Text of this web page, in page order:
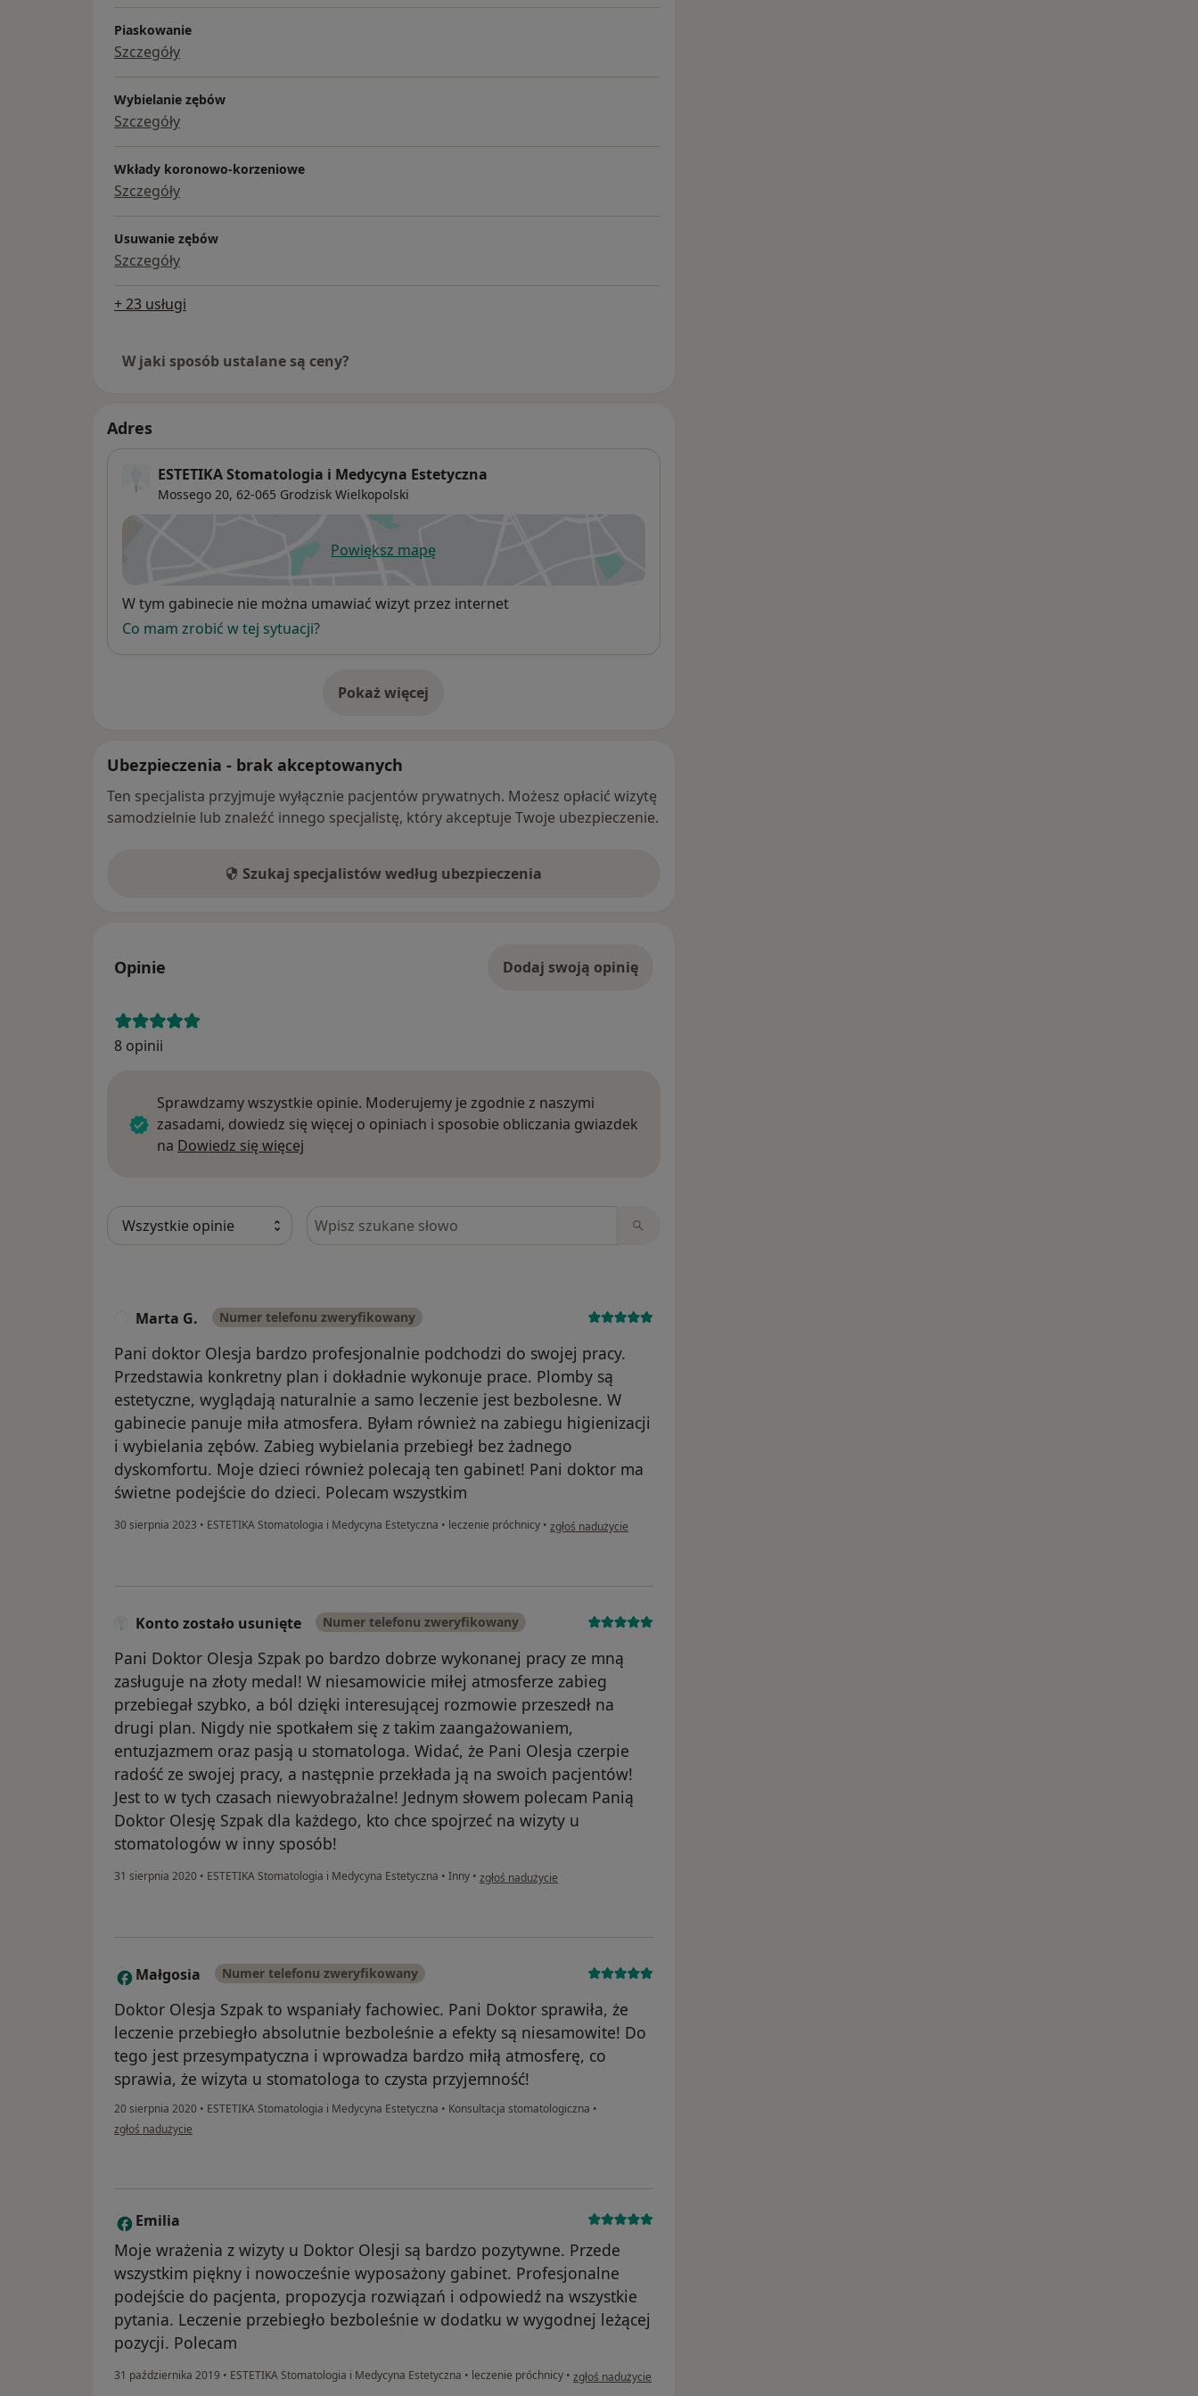
Piaskowanie
Szczegóły
Wybielanie zębów
Szczegóły
Wkłady koronowo-korzeniowe
Szczegóły
Usuwanie zębów
Szczegóły
+ 23 usługi
W jaki sposób ustalane są ceny?
Adres
ESTETIKA Stomatologia i Medycyna Estetyczna
Mossego 20, 62-065 Grodzisk Wielkopolski
Powiększ mapęotwiera się w nowej karcie
Dostępność
W tym gabinecie nie można umawiać wizyt przez internet
Co mam zrobić w tej sytuacji?
Pokaż więcej
o adresie
Ubezpieczenia - brak akceptowanych
Ten specjalista przyjmuje wyłącznie pacjentów prywatnych. Możesz opłacić wizytę
samodzielnie lub znaleźć innego specjalistę, który akceptuje Twoje ubezpieczenie.
Szukaj specjalistów według ubezpieczenia
Opinie Dodaj swoją opinię
8 opinii
Sprawdzamy wszystkie opinie. Moderujemy je zgodnie z naszymi
zasadami, dowiedz się więcej o opiniach i sposobie obliczania gwiazdek
na Dowiedz się więcej
Szukaj w opiniach
Marta G. Numer telefonu zweryfikowany
Pani doktor Olesja bardzo profesjonalnie podchodzi do swojej pracy.
Przedstawia konkretny plan i dokładnie wykonuje prace. Plomby są
estetyczne, wyglądają naturalnie a samo leczenie jest bezbolesne. W
gabinecie panuje miła atmosfera. Byłam również na zabiegu higienizacji
i wybielania zębów. Zabieg wybielania przebiegł bez żadnego
dyskomfortu. Moje dzieci również polecają ten gabinet! Pani doktor ma
świetne podejście do dzieci. Polecam wszystkim
30 sierpnia 2023 • ESTETIKA Stomatologia i Medycyna Estetyczna • leczenie próchnicy • w opinii użytkownika Marta G.
zgłoś nadużycie
Konto zostało usunięte Numer telefonu zweryfikowany
Pani Doktor Olesja Szpak po bardzo dobrze wykonanej pracy ze mną
zasługuje na złoty medal! W niesamowicie miłej atmosferze zabieg
przebiegał szybko, a ból dzięki interesującej rozmowie przeszedł na
drugi plan. Nigdy nie spotkałem się z takim zaangażowaniem,
entuzjazmem oraz pasją u stomatologa. Widać, że Pani Olesja czerpie
radość ze swojej pracy, a następnie przekłada ją na swoich pacjentów!
Jest to w tych czasach niewyobrażalne! Jednym słowem polecam Panią
Doktor Olesję Szpak dla każdego, kto chce spojrzeć na wizyty u
stomatologów w inny sposób!
31 sierpnia 2020 • ESTETIKA Stomatologia i Medycyna Estetyczna • Inny • w opinii użytkownika Konto zostało usunięte
zgłoś nadużycie
M Małgosia Numer telefonu zweryfikowany
Doktor Olesja Szpak to wspaniały fachowiec. Pani Doktor sprawiła, że
leczenie przebiegło absolutnie bezboleśnie a efekty są niesamowite! Do
tego jest przesympatyczna i wprowadza bardzo miłą atmosferę, co
sprawia, że wizyta u stomatologa to czysta przyjemność!
20 sierpnia 2020 • ESTETIKA Stomatologia i Medycyna Estetyczna • Konsultacja stomatologiczna •
w opinii użytkownika Małgosia
zgłoś nadużycie
E Emilia
Moje wrażenia z wizyty u Doktor Olesji są bardzo pozytywne. Przede
wszystkim piękny i nowocześnie wyposażony gabinet. Profesjonalne
podejście do pacjenta, propozycja rozwiązań i odpowiedź na wszystkie
pytania. Leczenie przebiegło bezboleśnie w dodatku w wygodnej leżącej
pozycji. Polecam
31 października 2019 • ESTETIKA Stomatologia i Medycyna Estetyczna • leczenie próchnicy • w opinii użytkownika Emilia
zgłoś nadużycie